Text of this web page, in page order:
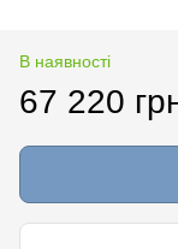
В наявності
67 220